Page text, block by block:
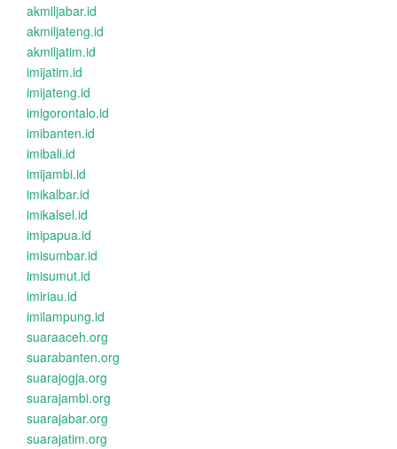
akmiljabar.id
akmiljateng.id
akmiljatim.id
imijatim.id
imijateng.id
imigorontalo.id
imibanten.id
imibali.id
imijambi.id
imikalbar.id
imikalsel.id
imipapua.id
imisumbar.id
imisumut.id
imiriau.id
imilampung.id
suaraaceh.org
suarabanten.org
suarajogja.org
suarajambi.org
suarajabar.org
suarajatim.org